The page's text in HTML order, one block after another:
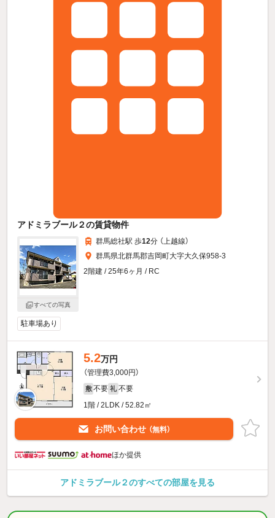
アドミラブール２の賃貸物件
すべての写真
群馬総社駅 歩12分 （上越線）
群馬県北群馬郡吉岡町大字大久保958-3
2階建 / 25年6ヶ月 / RC
駐車場あり
5.2万円
（管理費3,000円）
敷 不要 礼 不要
1階 / 2LDK / 52.82㎡
お問い合わせ （無料）
ほか提供
アドミラブール２のすべての部屋を見る